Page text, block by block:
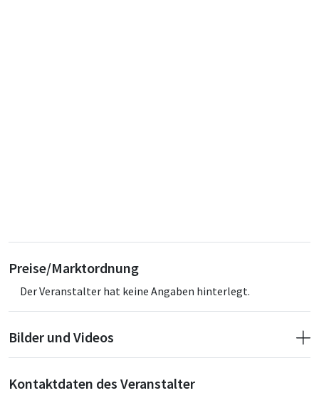
Preise/Marktordnung
Der Veranstalter hat keine Angaben hinterlegt.
Bilder und Videos
Kontaktdaten des Veranstalter